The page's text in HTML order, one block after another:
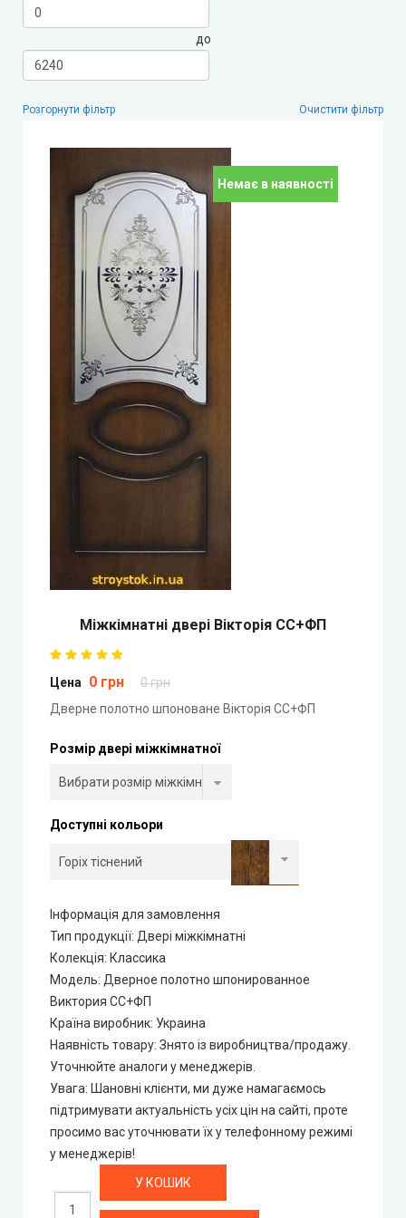
Leador Express (Леадор Експрес)
Екодверка (з масиву сосни)
Статус (Status Doors)
Estet Doors (Естет Дорс)
Стильні Двері
StilDoors (СтілДорс)
Двері прихованого монтажу
DOORIS (Доріс)
OMEGA (Омега)
KFD (КФД)
LUXDOORS (ЛюксДорс)
Portalino Doors (Порталіно)
Free Style doors (Фрі Стайл під фарбування)
Контур
Danapris Doors (Данапріс Дорс)
DRUID (Друід)
Europe Doors
до
Розгорнути фільтр Очистити фільтр
Немає в наявності
Міжкімнатні двері Вікторія СС+ФП
Цена 0 грн
0 грн
Дверне полотно шпоноване Вікторія СС+ФП
Розмір двері міжкімнатної
Доступні кольори
Інформація для замовлення
Тип продукції: Двері міжкімнатні
Колекція: Классика
Модель: Дверное полотно шпонированное
Виктория СС+ФП
Країна виробник: Украина
Наявність товару: Знято із виробництва/продажу.
Уточнюйте аналоги у менеджерів.
Увага: Шановні клієнти, ми дуже намагаємось
підтримувати актуальність усіх цін на сайті, проте
просимо вас уточнювати їх у телефонному режимі
у менеджерів!